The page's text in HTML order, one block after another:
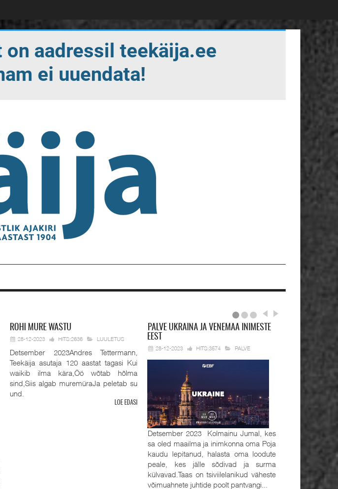
ROHI MURE WASTU
28-12-2023 HITS:2636 LUULETUS
Detsember 2023Andres Tettermann,
Teekäija asutaja 120 aastat tagasi Kui
waikib ilma kära,Öö wõtab hõlma
sind,Siis algab muremüraJa peletab su
und.
LOE EDASI
PALVE UKRAINA JA VENEMAA INIMESTE
EEST
28-12-2023 HITS:3574 PALVE
Detsember 2023 Kolmainu Jumal, kes
sa oled maailma ja inimkonna oma Poja
kaudu lepitanud, halasta oma loodute
peale, kes jälle sõdivad ja surma
külvavad.Taas on tsiviilelanikud väheste
võimuahnete juhtide poolt pantvangi...